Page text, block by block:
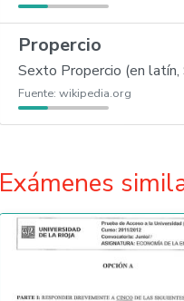
Propercio
Sexto Propercio (en
Fuente: wikipedia.org
Exámenes